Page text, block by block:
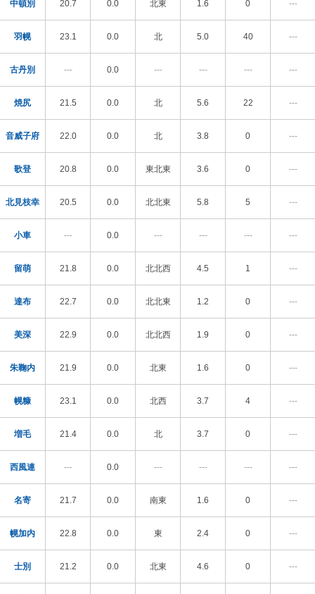
中頓別 20.7 0.0 北東 1.6 0 ---
羽幌 23.1 0.0 北 5.0 40 ---
古丹別 --- 0.0 --- --- --- ---
焼尻 21.5 0.0 北 5.6 22 ---
音威子府 22.0 0.0 北 3.8 0 ---
歌登 20.8 0.0 東北東 3.6 0 ---
北見枝幸 20.5 0.0 北北東 5.8 5 ---
小車 --- 0.0 --- --- --- ---
留萌 21.8 0.0 北北西 4.5 1 ---
達布 22.7 0.0 北北東 1.2 0 ---
美深 22.9 0.0 北北西 1.9 0 ---
朱鞠内 21.9 0.0 北東 1.6 0 ---
幌糠 23.1 0.0 北西 3.7 4 ---
増毛 21.4 0.0 北 3.7 0 ---
西風連 --- 0.0 --- --- --- ---
名寄 21.7 0.0 南東 1.6 0 ---
幌加内 22.8 0.0 東 2.4 0 ---
士別 21.2 0.0 北東 4.6 0 ---